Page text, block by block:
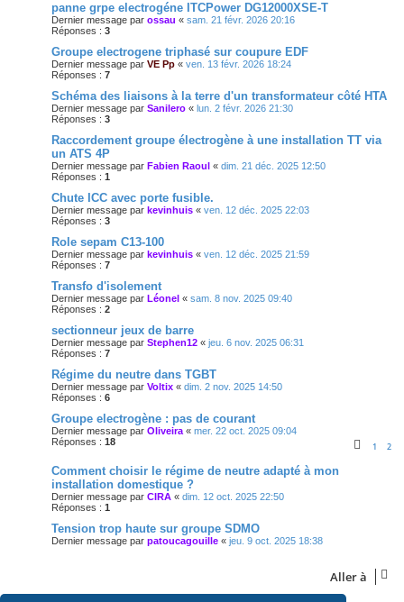
panne grpe electrogéne ITCPower DG12000XSE-T
Dernier message par ossau « sam. 21 févr. 2026 20:16
Réponses : 3
Groupe electrogene triphasé sur coupure EDF
Dernier message par VE Pp « ven. 13 févr. 2026 18:24
Réponses : 7
Schéma des liaisons à la terre d'un transformateur côté HTA
Dernier message par Sanilero « lun. 2 févr. 2026 21:30
Réponses : 3
Raccordement groupe électrogène à une installation TT via
un ATS 4P
Dernier message par Fabien Raoul « dim. 21 déc. 2025 12:50
Réponses : 1
Chute ICC avec porte fusible.
Dernier message par kevinhuis « ven. 12 déc. 2025 22:03
Réponses : 3
Role sepam C13-100
Dernier message par kevinhuis « ven. 12 déc. 2025 21:59
Réponses : 7
Transfo d'isolement
Dernier message par Léonel « sam. 8 nov. 2025 09:40
Réponses : 2
sectionneur jeux de barre
Dernier message par Stephen12 « jeu. 6 nov. 2025 06:31
Réponses : 7
Régime du neutre dans TGBT
Dernier message par Voltix « dim. 2 nov. 2025 14:50
Réponses : 6
Groupe electrogène : pas de courant
Dernier message par Oliveira « mer. 22 oct. 2025 09:04
Réponses : 18 1 2
Comment choisir le régime de neutre adapté à mon
installation domestique ?
Dernier message par CIRA « dim. 12 oct. 2025 22:50
Réponses : 1
Tension trop haute sur groupe SDMO
Dernier message par patoucagouille « jeu. 9 oct. 2025 18:38
Aller à